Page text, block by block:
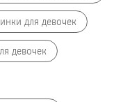
для девочек
девочек